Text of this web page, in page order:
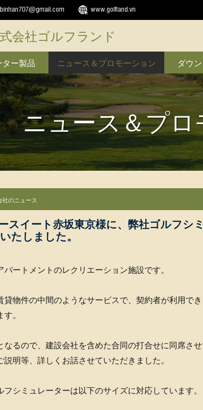
www.golfland.vn
会社ゴルフランド
ー製品 ニュース＆プロモーション ダウ
ニュース＆プ
会社のニュース
スイート赤坂東京様に、弊社ゴルフシ
たしました。
ートメントのレクリエーション施設です。
物件の中間のようなサービスで、契約者が利用で
。
なるので、建設会社を含めた合同の打合せに同席さ
明等、詳しくお話させていただきました。
シミュレーターは以下のサイズに対応しています。